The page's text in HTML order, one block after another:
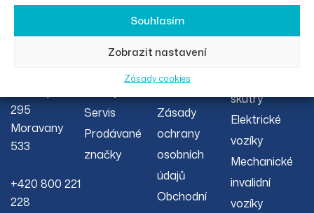
Souhlasím
Zobrazit nastavení
Zásady cookies
ÚDAJE
295
Moravany
533
+420 800 221
228
SPOLEČNO
Servis
Prodávané
značky
PRÁVNÍ
INFORMAC
E
Zásady
ochrany
osobních
údajů
Obchodní
PRODUKTŮ
skútry
Elektrické
vozíky
Mechanické
invalidní
vozíky